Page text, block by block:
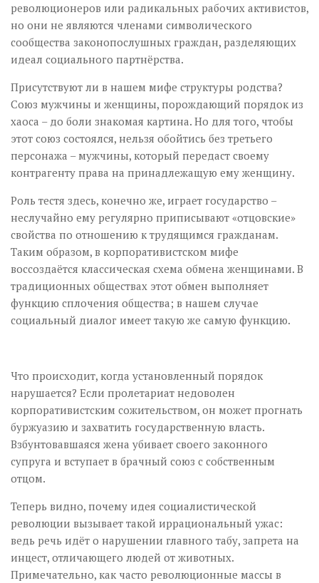
революционеров или радикальных рабочих активистов,
но они не являются членами символического
сообщества законопослушных граждан, разделяющих
идеал социального партнёрства.
Присутствуют ли в нашем мифе структуры родства?
Союз мужчины и женщины, порождающий порядок из
хаоса – до боли знакомая картина. Но для того, чтобы
этот союз состоялся, нельзя обойтись без третьего
персонажа – мужчины, который передаст своему
контрагенту права на принадлежащую ему женщину.
Роль тестя здесь, конечно же, играет государство –
неслучайно ему регулярно приписывают «отцовские»
свойства по отношению к трудящимся гражданам.
Таким образом, в корпоративистском мифе
воссоздаётся классическая схема обмена женщинами. В
традиционных обществах этот обмен выполняет
функцию сплочения общества; в нашем случае
социальный диалог имеет такую же самую функцию.
Что происходит, когда установленный порядок
нарушается? Если пролетариат недоволен
корпоративистским сожительством, он может прогнать
буржуазию и захватить государственную власть.
Взбунтовавшаяся жена убивает своего законного
супруга и вступает в брачный союз с собственным
отцом.
Теперь видно, почему идея социалистической
революции вызывает такой иррациональный ужас:
ведь речь идёт о нарушении главного табу, запрета на
инцест, отличающего людей от животных.
Примечательно, как часто революционные массы в